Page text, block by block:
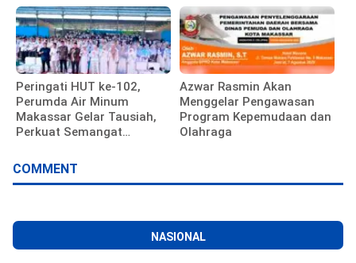
Peringati HUT ke-102,
Perumda Air Minum
Makassar Gelar Tausiah,
Perkuat Semangat
Azwar Rasmin Akan
Menggelar Pengawasan
Program Kepemudaan dan
Olahraga
COMMENT
NASIONAL